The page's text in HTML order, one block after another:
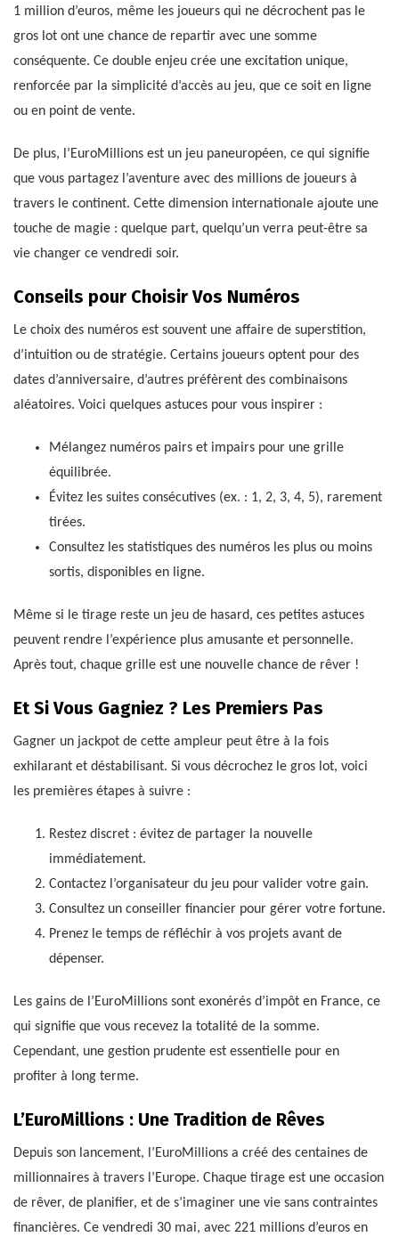
1 million d’euros, même les joueurs qui ne décrochent pas le
gros lot ont une chance de repartir avec une somme
conséquente. Ce double enjeu crée une excitation unique,
renforcée par la simplicité d’accès au jeu, que ce soit en ligne
ou en point de vente.
De plus, l’EuroMillions est un jeu paneuropéen, ce qui signifie
que vous partagez l’aventure avec des millions de joueurs à
travers le continent. Cette dimension internationale ajoute une
touche de magie : quelque part, quelqu’un verra peut-être sa
vie changer ce vendredi soir.
Conseils pour Choisir Vos Numéros
Le choix des numéros est souvent une affaire de superstition,
d’intuition ou de stratégie. Certains joueurs optent pour des
dates d’anniversaire, d’autres préfèrent des combinaisons
aléatoires. Voici quelques astuces pour vous inspirer :
Mélangez numéros pairs et impairs pour une grille
équilibrée.
Évitez les suites consécutives (ex. : 1, 2, 3, 4, 5), rarement
tirées.
Consultez les statistiques des numéros les plus ou moins
sortis, disponibles en ligne.
Même si le tirage reste un jeu de hasard, ces petites astuces
peuvent rendre l’expérience plus amusante et personnelle.
Après tout, chaque grille est une nouvelle chance de rêver !
Et Si Vous Gagniez ? Les Premiers Pas
Gagner un jackpot de cette ampleur peut être à la fois
exhilarant et déstabilisant. Si vous décrochez le gros lot, voici
les premières étapes à suivre :
Restez discret : évitez de partager la nouvelle
immédiatement.
Contactez l’organisateur du jeu pour valider votre gain.
Consultez un conseiller financier pour gérer votre fortune.
Prenez le temps de réfléchir à vos projets avant de
dépenser.
Les gains de l’EuroMillions sont exonérés d’impôt en France, ce
qui signifie que vous recevez la totalité de la somme.
Cependant, une gestion prudente est essentielle pour en
profiter à long terme.
L’EuroMillions : Une Tradition de Rêves
Depuis son lancement, l’EuroMillions a créé des centaines de
millionnaires à travers l’Europe. Chaque tirage est une occasion
de rêver, de planifier, et de s’imaginer une vie sans contraintes
financières. Ce vendredi 30 mai, avec 221 millions d’euros en